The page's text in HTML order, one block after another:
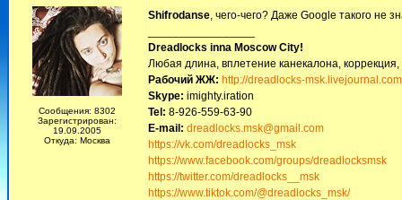
Сообщения: 8302
Зарегистрирован:
19.09.2005
Откуда: Москва
Shifrodanse, чего-чего? Даже Google такого не
Dreadlocks inna Moscow Сity!
Любая длина, вплетение канекалона,
Рабочий ЖЖ: http://dreadlocks-
Skype: imighty.iration
Tel: 8-926-559-63-90
E-mail: dreadlocks.msk@gmail.com
https://vk.com/dreadlocks_msk
https://www.facebook.com/groups/dreadlocksmsk
https://twitter.com/dreadlocks__msk
https://www.tiktok.com/@dreadlocks_msk/